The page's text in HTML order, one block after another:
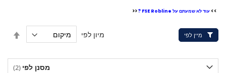
לאזור
מרכזי
>> עוד לא שמעתם על FSE Robline ? <<
מיון לפי מיין לפי
מסנן לפי